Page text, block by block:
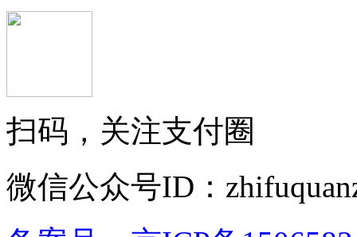
扫码，关注支付圈
微信公众号ID：